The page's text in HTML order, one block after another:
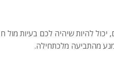
להיות שיהיה לכם בעיות
מהתביעה מלכתחילה.